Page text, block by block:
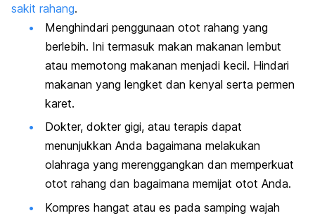
sakit rahang.
Menghindari penggunaan otot rahang yang
berlebih. Ini termasuk makan makanan lembut
atau memotong makanan menjadi kecil. Hindari
makanan yang lengket dan kenyal serta permen
karet.
Dokter, dokter gigi, atau terapis dapat
menunjukkan Anda bagaimana melakukan
olahraga yang merenggangkan dan memperkuat
otot rahang dan bagaimana memijat otot Anda.
Kompres hangat atau es pada samping wajah